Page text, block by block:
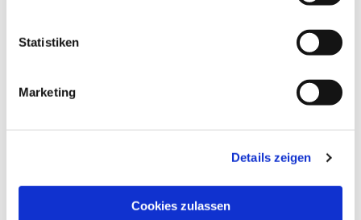
Statistiken
Marketing
Details zeigen
Cookies zulassen